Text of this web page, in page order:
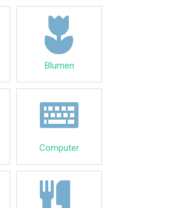
Blumen
Computer